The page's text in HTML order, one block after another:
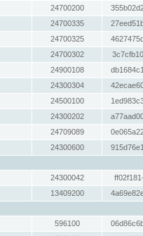
24700200
24700335
24700325
24700302
24900108
24300304
24500100
24300202
24709089
24300600
24300042
13409200
596100